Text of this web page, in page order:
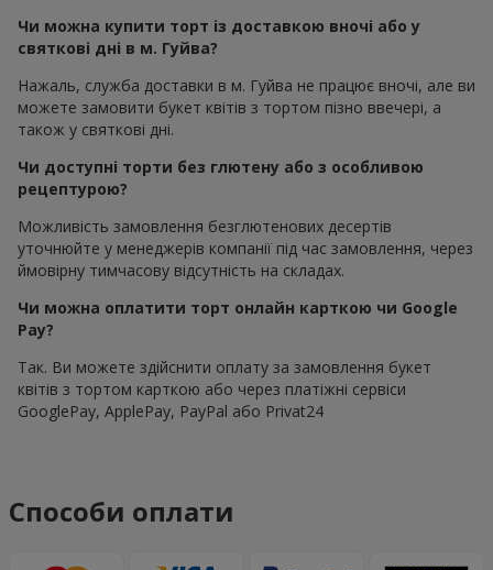
Чи можна купити торт із доставкою вночі або у
святкові дні в м. Гуйва?
Нажаль, служба доставки в м. Гуйва не працює вночі, але ви
можете замовити букет квітів з тортом пізно ввечері, а
також у святкові дні.
Чи доступні торти без глютену або з особливою
рецептурою?
Можливість замовлення безглютенових десертів
уточнюйте у менеджерів компанії під час замовлення, через
ймовірну тимчасову відсутність на складах.
Чи можна оплатити торт онлайн карткою чи Google
Pay?
Так. Ви можете здійснити оплату за замовлення букет
квітів з тортом карткою або через платіжні сервіси
GooglePay, ApplePay, PayPal або Privat24
Способи оплати